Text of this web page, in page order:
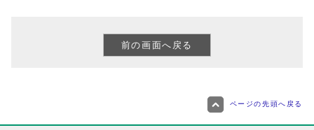
ページの先頭へ戻る